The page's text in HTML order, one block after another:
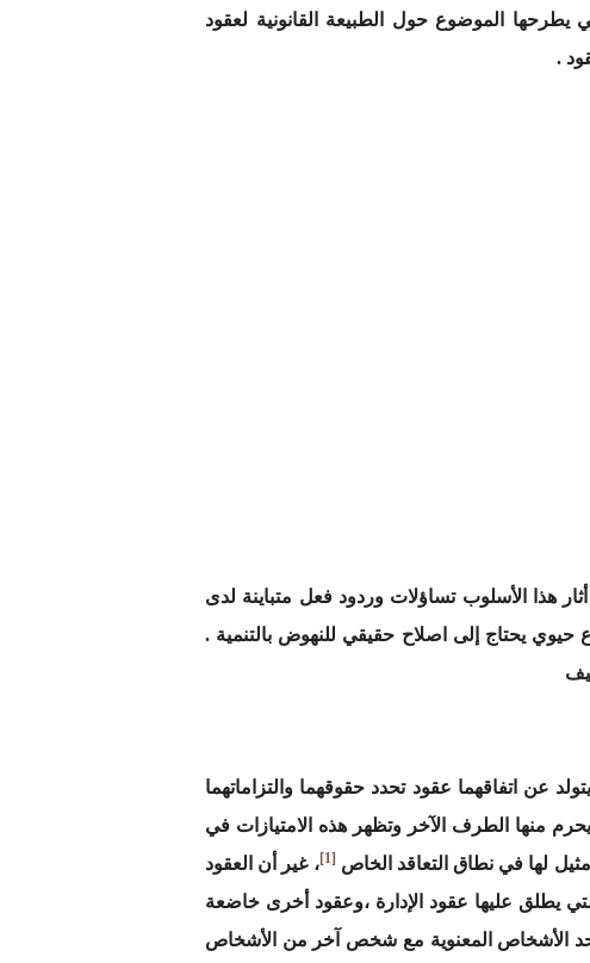
يطرحها الموضوع حول الطبيعة القانونية لعقود
.
هذا الأسلوب تساؤلات وردود فعل متباينة لدى
يحتاج إلى اصلاح حقيقي للنهوض بالتنمية .
عن اتفاقهما عقود تحدد حقوقهما والتزاماتهما
منها الطرف الآخر وتظهر هذه الامتيازات في
لها في نطاق التعاقد الخاص [1]
، غير أن العقود
يطلق عليها عقود الإدارة ،وعقود أخرى خاضعة
أو أحد الأشخاص المعنوية مع شخص آخر من الأشخاص